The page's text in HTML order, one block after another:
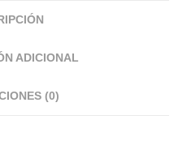
ADICIONAL
(0)